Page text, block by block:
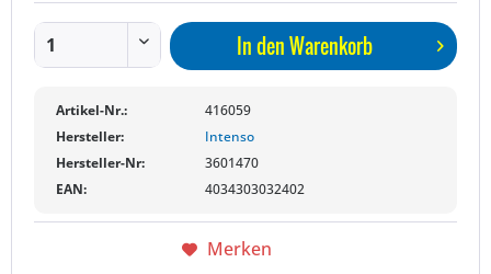
In denWarenkorb
Artikel-Nr.:
416059
Hersteller:
Intenso
Hersteller-Nr:
3601470
EAN:
4034303032402
Merken